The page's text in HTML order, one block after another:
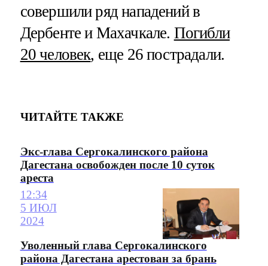
совершили ряд нападений в
Дербенте и Махачкале. Погибли
20 человек, еще 26 пострадали.
ЧИТАЙТЕ ТАКЖЕ
Экс-глава Сергокалинского района
Дагестана освобожден после 10 суток
ареста
12:34
5 ИЮЛ
2024
Уволенный глава Сергокалинского
района Дагестана арестован за брань